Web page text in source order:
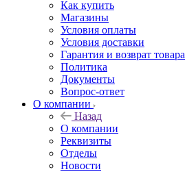
Как купить
Магазины
Условия оплаты
Условия доставки
Гарантия и возврат товара
Политика
Документы
Вопрос-ответ
О компании
Назад
О компании
Реквизиты
Отделы
Новости